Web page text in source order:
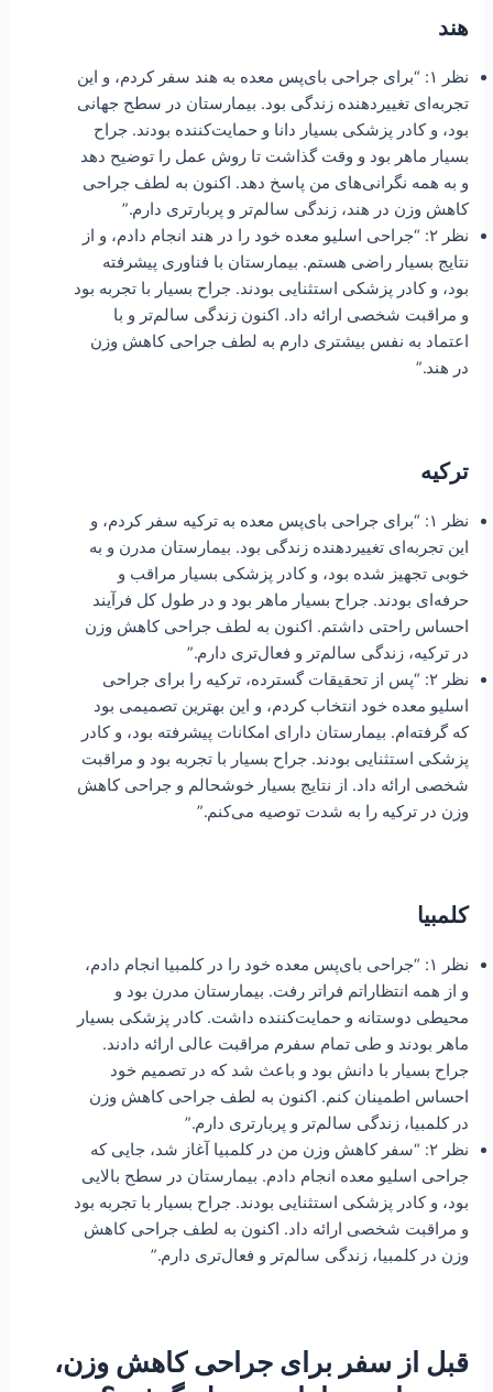
هند
نظر ۱: “برای جراحی بای‌پس معده به هند سفر کردم، و این
تجربه‌ای تغییردهنده زندگی بود. بیمارستان در سطح جهانی
بود، و کادر پزشکی بسیار دانا و حمایت‌کننده بودند. جراح
بسیار ماهر بود و وقت گذاشت تا روش عمل را توضیح دهد
و به همه نگرانی‌های من پاسخ دهد. اکنون به لطف جراحی
کاهش وزن در هند، زندگی سالم‌تر و پربارتری دارم.”
نظر ۲: “جراحی اسلیو معده خود را در هند انجام دادم، و از
نتایج بسیار راضی هستم. بیمارستان با فناوری پیشرفته
بود، و کادر پزشکی استثنایی بودند. جراح بسیار با تجربه بود
و مراقبت شخصی ارائه داد. اکنون زندگی سالم‌تر و با
اعتماد به نفس بیشتری دارم به لطف جراحی کاهش وزن
در هند.”
ترکیه
نظر ۱: “برای جراحی بای‌پس معده به ترکیه سفر کردم، و
این تجربه‌ای تغییردهنده زندگی بود. بیمارستان مدرن و به
خوبی تجهیز شده بود، و کادر پزشکی بسیار مراقب و
حرفه‌ای بودند. جراح بسیار ماهر بود و در طول کل فرآیند
احساس راحتی داشتم. اکنون به لطف جراحی کاهش وزن
در ترکیه، زندگی سالم‌تر و فعال‌تری دارم.”
نظر ۲: “پس از تحقیقات گسترده، ترکیه را برای جراحی
اسلیو معده خود انتخاب کردم، و این بهترین تصمیمی بود
که گرفته‌ام. بیمارستان دارای امکانات پیشرفته بود، و کادر
پزشکی استثنایی بودند. جراح بسیار با تجربه بود و مراقبت
شخصی ارائه داد. از نتایج بسیار خوشحالم و جراحی کاهش
وزن در ترکیه را به شدت توصیه می‌کنم.”
کلمبیا
نظر ۱: “جراحی بای‌پس معده خود را در کلمبیا انجام دادم،
و از همه انتظاراتم فراتر رفت. بیمارستان مدرن بود و
محیطی دوستانه و حمایت‌کننده داشت. کادر پزشکی بسیار
ماهر بودند و طی تمام سفرم مراقبت عالی ارائه دادند.
جراح بسیار با دانش بود و باعث شد که در تصمیم خود
احساس اطمینان کنم. اکنون به لطف جراحی کاهش وزن
در کلمبیا، زندگی سالم‌تر و پربارتری دارم.”
نظر ۲: “سفر کاهش وزن من در کلمبیا آغاز شد، جایی که
جراحی اسلیو معده انجام دادم. بیمارستان در سطح بالایی
بود، و کادر پزشکی استثنایی بودند. جراح بسیار با تجربه بود
و مراقبت شخصی ارائه داد. اکنون به لطف جراحی کاهش
وزن در کلمبیا، زندگی سالم‌تر و فعال‌تری دارم.”
قبل از سفر برای جراحی کاهش وزن،